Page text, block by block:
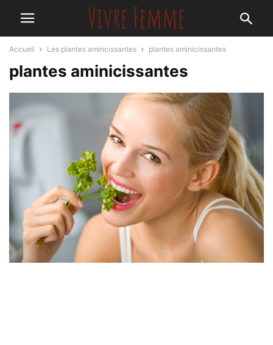
Accueil Les plantes amincissantes plantes aminicissantes
plantes aminicissantes